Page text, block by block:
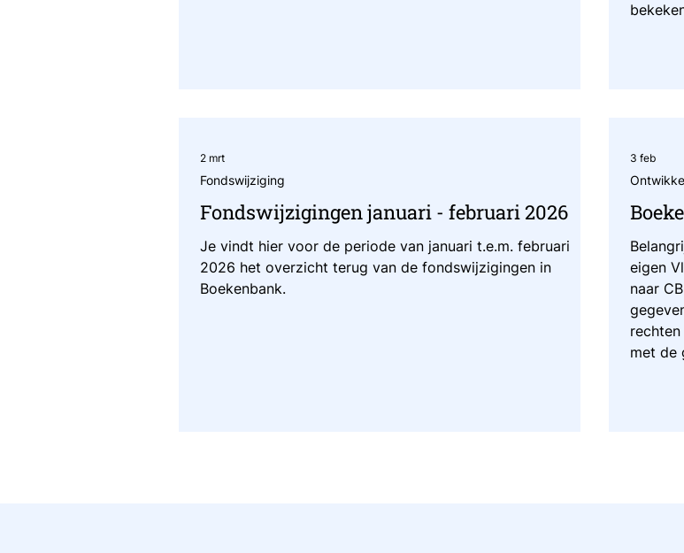
Fondswijzigingen januari - februari 2026
Je vindt hier voor de periode van januari t.e.m. februari
2026 het overzicht terug van de fondswijzigingen in
Boekenbank.
Fondswijziging
2 mrt
eigen
naar
met de
3 feb